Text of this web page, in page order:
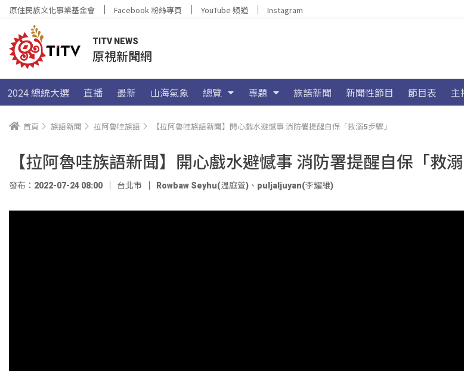
原住民族文化事業基金會 Facebook 粉絲專頁 YouTube 頻道 Instagram
TITV NEWS
原視新聞網
2024 總統大選 直播 最新 山海氣象 總覽 專題 族語新聞 新聞性節目 節目表 主
首頁 族語新聞 拉阿魯哇族語 【拉阿魯哇族語新聞】開心戲水避憾事 消防署提醒自保「救溺5步驟」
【拉阿魯哇族語新聞】開心戲水避憾事 消防署提醒自保「救溺
發布：2022-07-24 08:00 台北市 Rowbaw Seyhu(温庭萱) 、 puljaljuyan(李耀維)